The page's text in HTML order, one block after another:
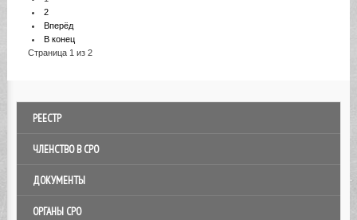
2
Вперёд
В конец
Страница 1 из 2
РЕЕСТР
ЧЛЕНСТВО В СРО
ДОКУМЕНТЫ
ОРГАНЫ СРО